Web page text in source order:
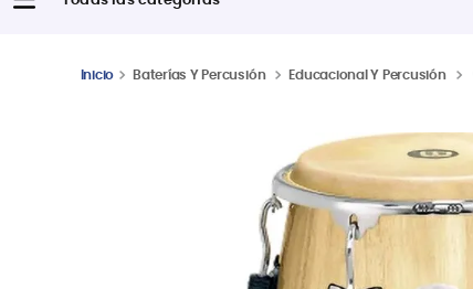
Baterías Y Percusión Educacional Y Percusión